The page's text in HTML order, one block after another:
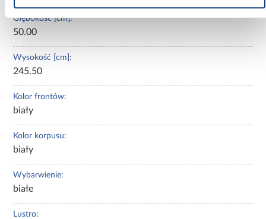
Głębokość [cm]:
50.00
Wysokość [cm]:
245.50
Kolor frontów:
biały
Kolor korpusu:
biały
Wybarwienie:
białe
Lustro: